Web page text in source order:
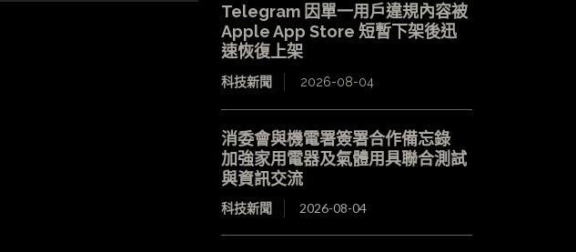
Telegram 因單一用戶違規內容被
Apple App Store 短暫下架後迅
速恢復上架
科技新聞 2026-08-04
消委會與機電署簽署合作備忘錄
加強家用電器及氣體用具聯合測試
與資訊交流
科技新聞 2026-08-04